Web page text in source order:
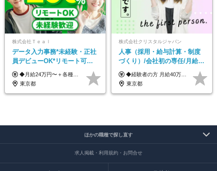
株式会社Ｔｅａｌ
データ入力事務*未経験・正社
員デビューOK*リモート可能*
年間休日124日*面接1回*実働
7.5時間
◆月給24万円〜＋各種手当 ※残業代全額支給 ※試用期間6ヶ月（期間中も給与・待遇に変更なし）
東京都
株式会社クリスタルジャパン
人事（採用・給与計算・制度
づくり）/会社初の専任/月給40
万円～可/残業10h/土日祝休み/
年休120日以上
◆経験者の方 月給40万円～65万円＋賞与年2回 【給与イメージ】 人事経験5年程度：月給45万円～ ◆未経験の方 月給35万円～65万円＋賞与年2回 ※経験・スキルを考慮のうえ、優遇いたします。 ※試用期間は3ヶ月です。期間中の給与・待遇に変更はありません。 ※上記月給には、固定残業代（月45時間分／8.8万円～16.5万円）を含みます。 ※固定残業時間を超過した場合は、超過分を別途全額支給いたします。 【固定残業代について】 固定残業45時間分（88,000円～165,000円）を含む ※超過分は別途全額支給
東京都
ほかの職種で探し直す
求人掲載・利用規約・お問合せ